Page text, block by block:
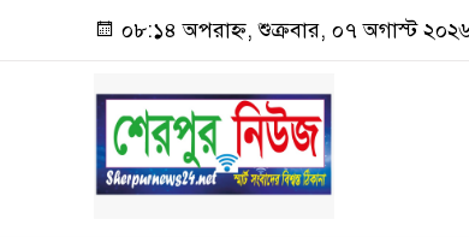
০৮:১৪ অপরাহ্ন, শুক্রবার, ০৭ অগাস্ট